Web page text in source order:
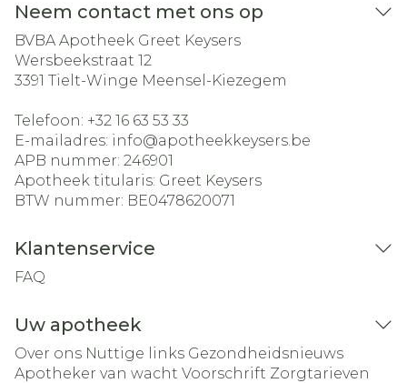
Neem contact met ons op
BVBA Apotheek Greet Keysers
Wersbeekstraat 12
3391 Tielt-Winge Meensel-Kiezegem
Telefoon: +32 16 63 53 33
E-mailadres: info@apotheekkeysers.be
APB nummer: 246901
Apotheek titularis: Greet Keysers
BTW nummer: BE0478620071
Klantenservice
FAQ
Uw apotheek
Over ons Nuttige links Gezondheidsnieuws
Apotheker van wacht Voorschrift Zorgtarieven